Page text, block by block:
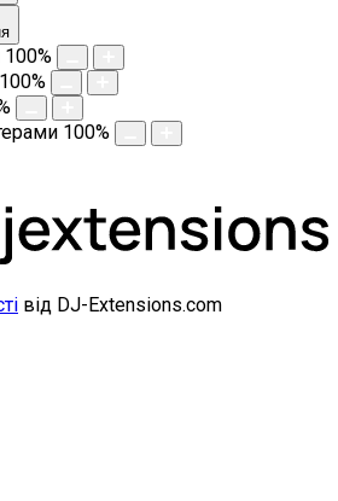
100%
100%
100%
від DJ-Extensions.com